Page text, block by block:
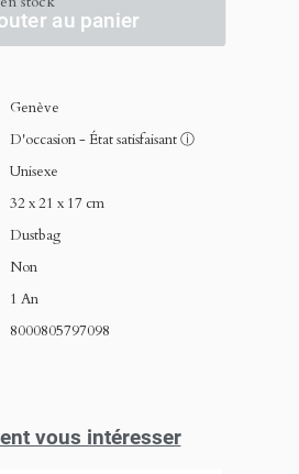
au panier
Genève
D'occasion - État satisfaisantⓘ
Unisexe
32 x 21 x 17 cm
Dustbag
Non
1 An
8000805797098
vous intéresser